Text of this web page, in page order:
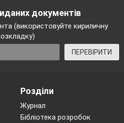
документів
(використовуйте кириличну
ПЕРЕВІРИТИ
Розділи
Журнал
Бібліотека розробок